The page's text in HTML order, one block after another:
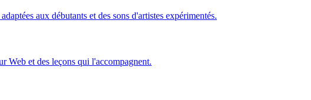
aux débutants et des sons d'artistes expérimentés.
Web et des leçons qui l'accompagnent.